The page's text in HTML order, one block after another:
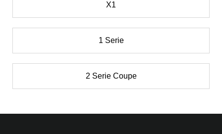
X1
1 Serie
2 Serie Coupe